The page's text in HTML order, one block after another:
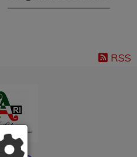
RSS